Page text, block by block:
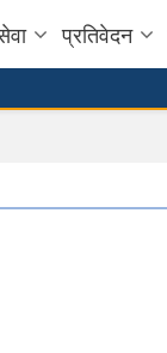
प्रतिवेदन